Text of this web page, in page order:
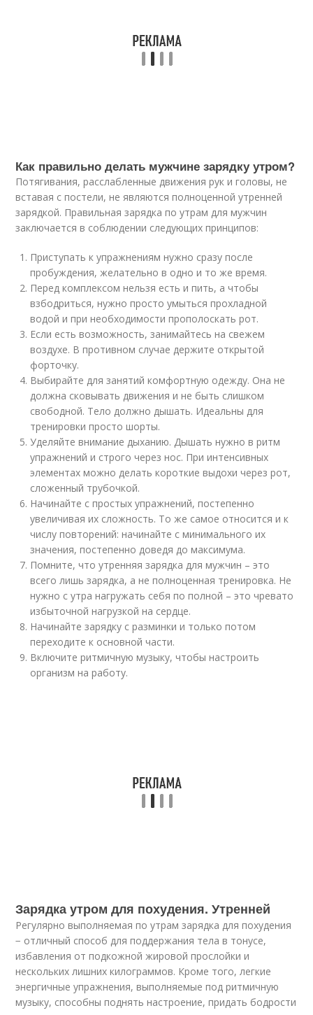
Как правильно делать мужчине зарядку утром?
Потягивания, расслабленные движения рук и головы, не
вставая с постели, не являются полноценной утренней
зарядкой. Правильная зарядка по утрам для мужчин
заключается в соблюдении следующих принципов:
Приступать к упражнениям нужно сразу после
пробуждения, желательно в одно и то же время.
Перед комплексом нельзя есть и пить, а чтобы
взбодриться, нужно просто умыться прохладной
водой и при необходимости прополоскать рот.
Если есть возможность, занимайтесь на свежем
воздухе. В противном случае держите открытой
форточку.
Выбирайте для занятий комфортную одежду. Она не
должна сковывать движения и не быть слишком
свободной. Тело должно дышать. Идеальны для
тренировки просто шорты.
Уделяйте внимание дыханию. Дышать нужно в ритм
упражнений и строго через нос. При интенсивных
элементах можно делать короткие выдохи через рот,
сложенный трубочкой.
Начинайте с простых упражнений, постепенно
увеличивая их сложность. То же самое относится и к
числу повторений: начинайте с минимального их
значения, постепенно доведя до максимума.
Помните, что утренняя зарядка для мужчин – это
всего лишь зарядка, а не полноценная тренировка. Не
нужно с утра нагружать себя по полной – это чревато
избыточной нагрузкой на сердце.
Начинайте зарядку с разминки и только потом
переходите к основной части.
Включите ритмичную музыку, чтобы настроить
организм на работу.
Зарядка утром для похудения. Утренней
Регулярно выполняемая по утрам зарядка для похудения
− отличный способ для поддержания тела в тонусе,
избавления от подкожной жировой прослойки и
нескольких лишних килограммов. Кроме того, легкие
энергичные упражнения, выполняемые под ритмичную
музыку, способны поднять настроение, придать бодрости